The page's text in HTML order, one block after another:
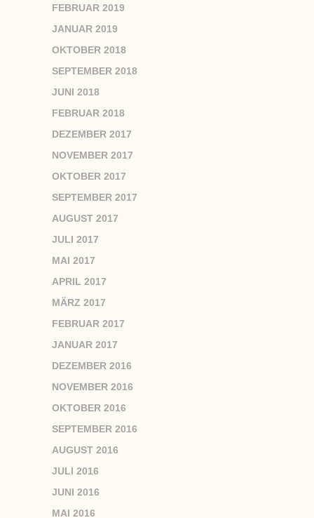
FEBRUAR 2019
JANUAR 2019
OKTOBER 2018
SEPTEMBER 2018
JUNI 2018
FEBRUAR 2018
DEZEMBER 2017
NOVEMBER 2017
OKTOBER 2017
SEPTEMBER 2017
AUGUST 2017
JULI 2017
MAI 2017
APRIL 2017
MÄRZ 2017
FEBRUAR 2017
JANUAR 2017
DEZEMBER 2016
NOVEMBER 2016
OKTOBER 2016
SEPTEMBER 2016
AUGUST 2016
JULI 2016
JUNI 2016
MAI 2016